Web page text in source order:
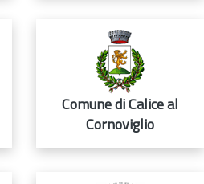
Comune di Calice al
Cornoviglio